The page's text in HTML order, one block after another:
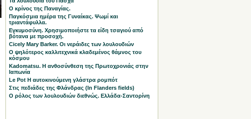
Ο κρίνος της Παναγίας.
Παγκόσμια ημέρα της Γυναίκας. Ψωμί και
τριαντάφυλλα.
Εγκυμοσύνη. Χρησιμοποιήστε τα είδη τσαγιού από
βότανα με προσοχή.
Cicely Mary Barker. Οι νεράιδες των λουλουδιών
Ο ψηλότερος καλλιτεχνικά κλαδεμένος θάμνος του
κόσμου
Κadomatsu. Η ανθοσύνθεση της Πρωτοχρονιάς στην
Ιαπωνία
Le Pot Η αυτοκινούμενη γλάστρα ρομπότ
Στις πεδιάδες της Φλάνδρας (In Flanders fields)
Ο ρόλος των λουλουδιών διεθνώς. Ελλάδα-Σαντορίνη